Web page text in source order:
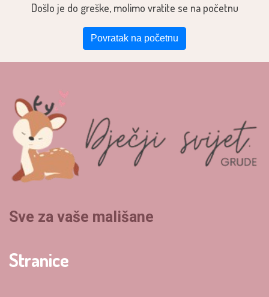
Došlo je do greške, molimo vratite se na početnu
Povratak na početnu
Sve za vaše mališane
Stranice